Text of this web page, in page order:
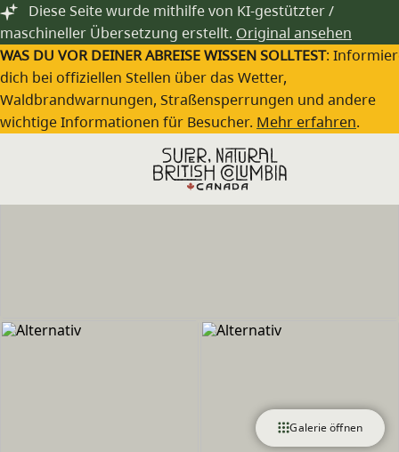
Zum Hauptinhalt springen
Diese Seite wurde mithilfe von KI-gestützter /
maschineller Übersetzung erstellt. Original ansehen
WAS DU VOR DEINER ABREISE WISSEN SOLLTEST:
dich bei offiziellen Stellen über das Wetter,
Waldbrandwarnungen, Straßensperrungen und andere
wichtige Informationen für Besucher. Mehr erfahren.
Galerie öffnen